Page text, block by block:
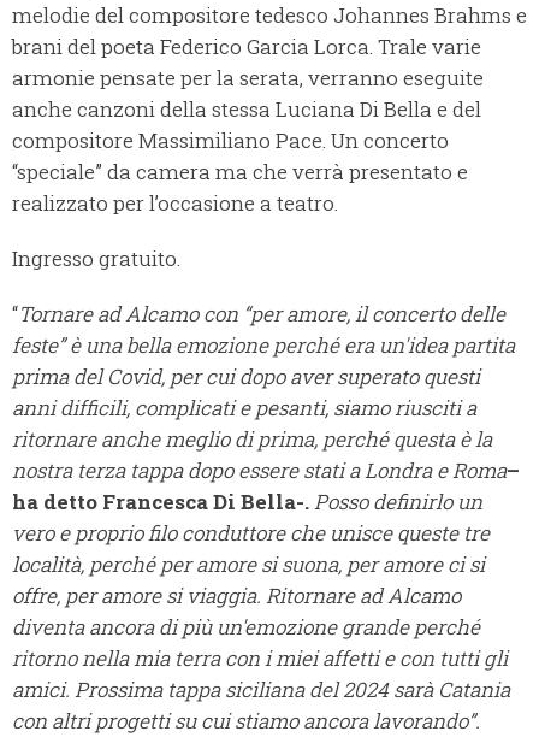
melodie del compositore tedesco Johannes Brahms e
brani del poeta Federico Garcia Lorca. Trale varie
armonie pensate per la serata, verranno eseguite
anche canzoni della stessa Luciana Di Bella e del
compositore Massimiliano Pace. Un concerto
“speciale” da camera ma che verrà presentato e
realizzato per l’occasione a teatro.
Ingresso gratuito.
“Tornare ad Alcamo con “per amore, il concerto delle
feste” è una bella emozione perché era un'idea partita
prima del Covid, per cui dopo aver superato questi
anni difficili, complicati e pesanti, siamo riusciti a
ritornare anche meglio di prima, perché questa è la
nostra terza tappa dopo essere stati a Londra e Roma–
ha detto Francesca Di Bella-.Posso definirlo un
vero e proprio filo conduttore che unisce queste tre
località, perché per amore si suona, per amore ci si
offre, per amore si viaggia. Ritornare ad Alcamo
diventa ancora di più un'emozione grande perché
ritorno nella mia terra con i miei affetti e con tutti gli
amici. Prossima tappa siciliana del 2024 sarà Catania
con altri progetti su cui stiamo ancora lavorando”.